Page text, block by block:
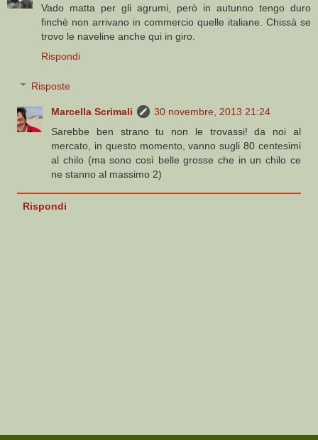
Vado matta per gli agrumi, però in autunno tengo duro
finchè non arrivano in commercio quelle italiane. Chissà se
trovo le naveline anche qui in giro.
Rispondi
Risposte
Marcella Scrimali
30 novembre, 2013 21:24
Sarebbe ben strano tu non le trovassi! da noi al
mercato, in questo momento, vanno sugli 80 centesimi
al chilo (ma sono così belle grosse che in un chilo ce
ne stanno al massimo 2)
Rispondi